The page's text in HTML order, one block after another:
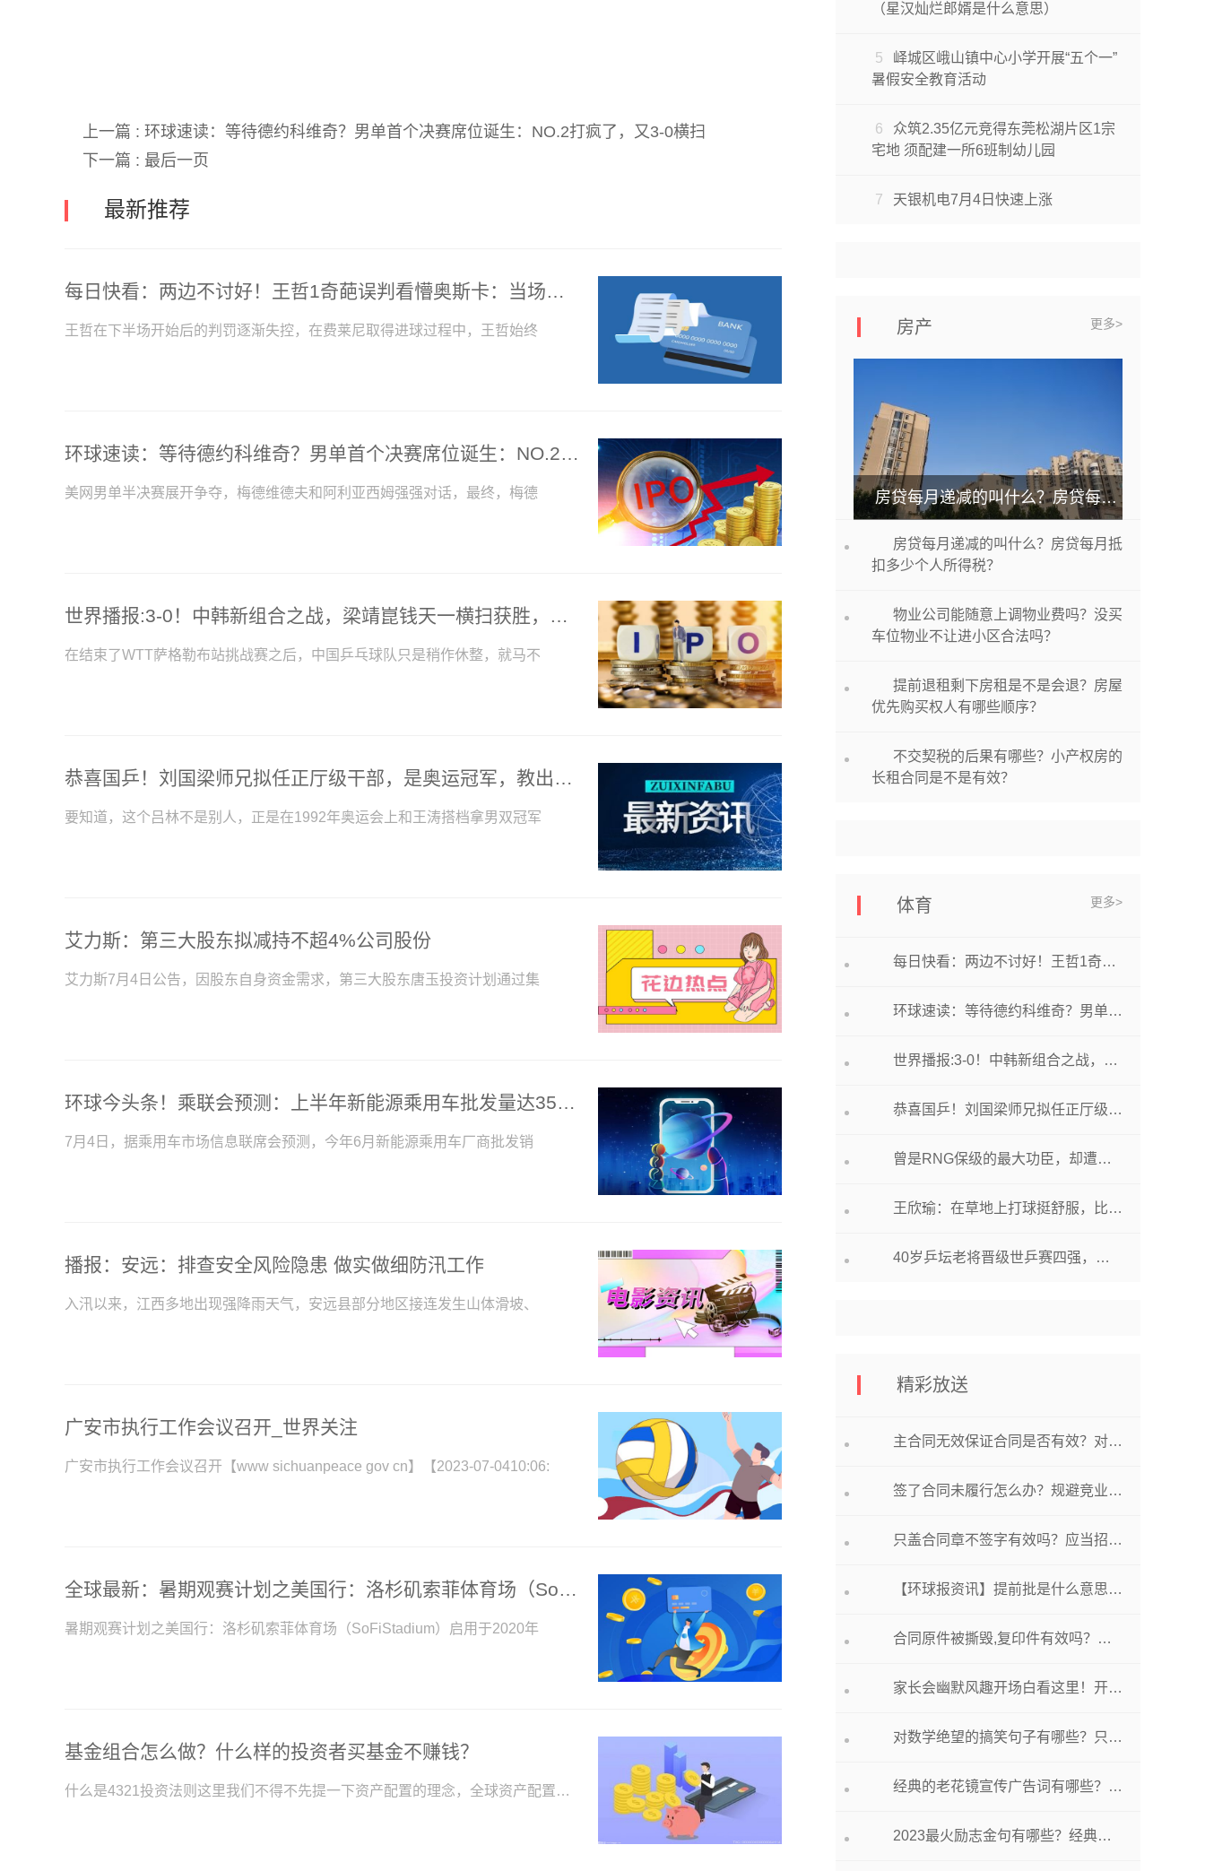
上一篇 : 环球速读：等待德约科维奇？男单首个决赛席位诞生：NO.2打疯了，又3-0横扫
下一篇 : 最后一页
最新推荐
每日快看：两边不讨好！王哲1奇葩误判看懵奥斯卡：当场抱头，武磊急眼！
王哲在下半场开始后的判罚逐渐失控，在费莱尼取得进球过程中，王哲始终
环球速读：等待德约科维奇？男单首个决赛席位诞生：NO.2打疯了，又3-0横扫
美网男单半决赛展开争夺，梅德维德夫和阿利亚西姆强强对话，最终，梅德
世界播报:3-0！中韩新组合之战，梁靖崑钱天一横扫获胜，晋级混双正赛！
在结束了WTT萨格勒布站挑战赛之后，中国乒乓球队只是稍作休整，就马不
恭喜国乒！刘国梁师兄拟任正厅级干部，是奥运冠军，教出俩大魔王
要知道，这个吕林不是别人，正是在1992年奥运会上和王涛搭档拿男双冠军
艾力斯：第三大股东拟减持不超4%公司股份
艾力斯7月4日公告，因股东自身资金需求，第三大股东唐玉投资计划通过集
环球今头条！乘联会预测：上半年新能源乘用车批发量达353万辆
7月4日，据乘用车市场信息联席会预测，今年6月新能源乘用车厂商批发销
播报：安远：排查安全风险隐患 做实做细防汛工作
入汛以来，江西多地出现强降雨天气，安远县部分地区接连发生山体滑坡、
广安市执行工作会议召开_世界关注
广安市执行工作会议召开【www sichuanpeace gov cn】【2023-07-0410:06:
全球最新：暑期观赛计划之美国行：洛杉矶索菲体育场（SoFi...
暑期观赛计划之美国行：洛杉矶索菲体育场（SoFiStadium）启用于2020年
基金组合怎么做？什么样的投资者买基金不赚钱？
什么是4321投资法则这里我们不得不先提一下资产配置的理念，全球资产配置之父加里布林森曾说过一句非常...
（星汉灿烂郎婿是什么意思）
5
峄城区峨山镇中心小学开展“五个一”
暑假安全教育活动
6
众筑2.35亿元竞得东莞松湖片区1宗
宅地 须配建一所6班制幼儿园
7 天银机电7月4日快速上涨
房产 更多>
房贷每月递减的叫什么？房贷每月抵扣多少个人所得税？
房贷每月递减的叫什么？房贷每月抵
扣多少个人所得税？
物业公司能随意上调物业费吗？没买
车位物业不让进小区合法吗？
提前退租剩下房租是不是会退？房屋
优先购买权人有哪些顺序？
不交契税的后果有哪些？小产权房的
长租合同是不是有效？
体育 更多>
每日快看：两边不讨好！王哲1奇葩误判看懵奥斯卡：当场抱头，武磊急眼！
环球速读：等待德约科维奇？男单首个决赛席位诞生：NO.2打疯了，又3-0横扫
世界播报:3-0！中韩新组合之战，梁靖崑钱天一横扫获胜，晋级混双正赛！
恭喜国乒！刘国梁师兄拟任正厅级干部，是奥运冠军，教出俩大魔王
曾是RNG保级的最大功臣，却遭雪藏，网友都为其鸣不平！ 即时焦点
王欣瑜：在草地上打球挺舒服，比起去年对网球的理解有所进步
40岁乒坛老将晋级世乒赛四强，曾挑落二王一马夺得世界冠军|环球今亮点
精彩放送
主合同无效保证合同是否有效？对方违约怎么单方面解除合同？
签了合同未履行怎么办？规避竞业协议的办法看这里
只盖合同章不签字有效吗？应当招标而未招标的合同效力
【环球报资讯】提前批是什么意思（星汉灿烂郎婿是什么意思）
合同原件被撕毁,复印件有效吗？加工合同与承揽合同的区别有哪些？
家长会幽默风趣开场白看这里！开家长会主持人台词一览
对数学绝望的搞笑句子有哪些？只有数学老师懂的表白情话都在这儿
经典的老花镜宣传广告词有哪些？眼镜店吸引人的广告语都在这儿
2023最火励志金句有哪些？经典句子句句精辟看这里